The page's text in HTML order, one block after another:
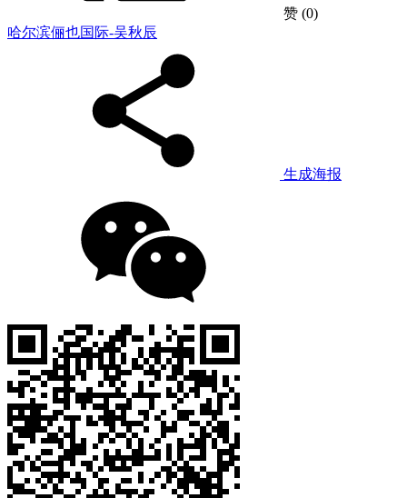
赞 (0)
哈尔滨俪也国际-吴秋辰
生成海报